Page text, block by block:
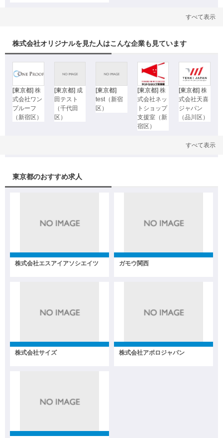
すべて表示
株式会社オリジナルを見た人はこんな企業も見ています
[東京都] 株
式会社ワン
プルーフ
（新宿区）
[東京都] 成
田テスト
（千代田
区）
[東京都]
test（新宿
区）
[東京都] 株
式会社ネッ
トショップ
支援室（新
宿区）
[東京都] 株
式会社天喜
ジャパン
（品川区）
すべて表示
東京都のおすすめ求人
株式会社エスアイアソシエイツ ガモウ関西
株式会社サイズ 株式会社アポロジャパン